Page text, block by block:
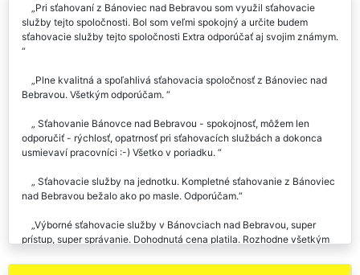
Pri sťahovaní z Bánoviec nad Bebravou som využil sťahovacie
služby tejto spoločnosti. Bol som veľmi spokojný a určite budem
sťahovacie služby tejto spoločnosti Extra odporúčať aj svojim známym.
Plne kvalitná a spoľahlivá sťahovacia spoločnosť z Bánoviec nad
Bebravou. Všetkým odporúčam.
Sťahovanie Bánovce nad Bebravou - spokojnosť, môžem len
odporučiť - rýchlosť, opatrnosť pri sťahovacích službách a dokonca
usmievaví pracovníci :-) Všetko v poriadku.
Sťahovacie služby na jednotku. Kompletné sťahovanie z Bánoviec
nad Bebravou bežalo ako po masle. Odporúčam.
Výborné sťahovacie služby v Bánovciach nad Bebravou, super
prístup, super správanie. Dohodnutá cena platila. Rozhodne všetkým